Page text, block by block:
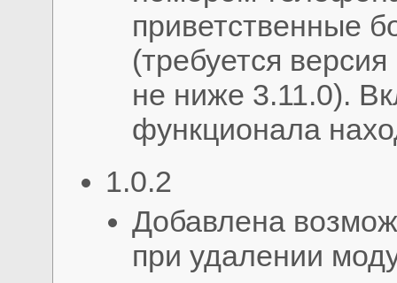
приветственные
(требуется
не ниже 3.11.0).
функционала
1.0.2
Добавлена
при удалении